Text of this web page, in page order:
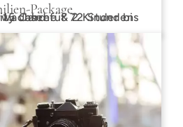
Package
✔ 3 ÜN für 2 Erwachsene & 2 Kinder bis 15 Jahre
Card für 72 Stunden